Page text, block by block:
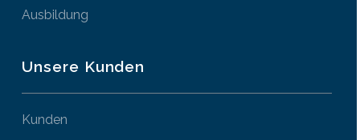
Ausbildung
Unsere Kunden
Kunden